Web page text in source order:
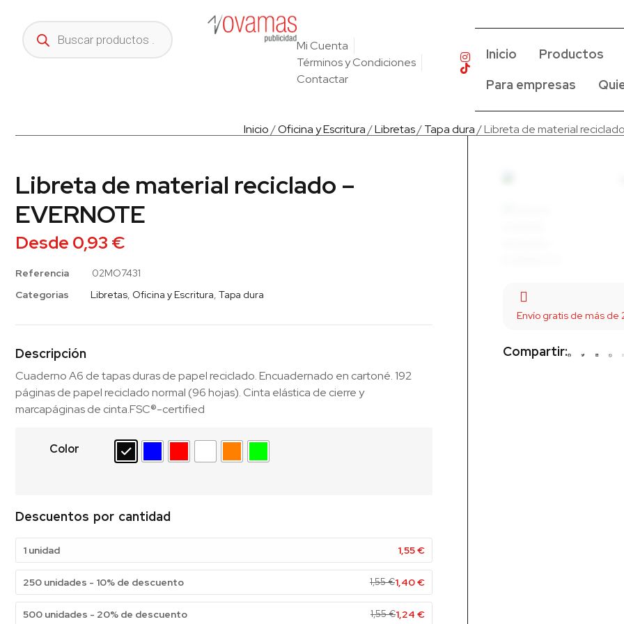
Mi Cuenta
Términos y Condiciones
Contactar
Inicio Productos
Para empresas
Inicio/Oficina y Escritura/Libretas/Tapa dura/ Libreta de material
Libreta de material reciclado –
EVERNOTE
Desde 0,93 €
Referencia
02MO7431
Categorias
Libretas Oficina y Escritura Tapa dura
Descripción
Cuaderno A6 de tapas duras de papel reciclado. Encuadernado en cartoné. 192
páginas de papel reciclado normal (96 hojas). Cinta elástica de cierre y
marcapáginas de cinta.FSC®-certified
Color
Descuentos por cantidad
1 unidad 1,55€
250 unidades - 10% de descuento 1,55€1,40€
500 unidades - 20% de descuento 1,55€1,24 €
Envío gratis de más de
Compartir: